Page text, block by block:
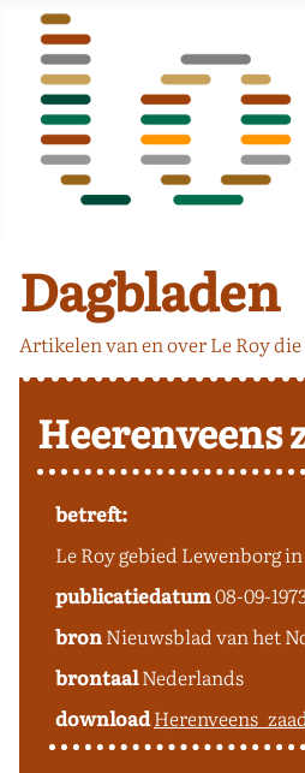
Dagbladen
Artikelen van en over Le Roy
Heerenveens
betreft:
Le Roy gebied Lewenborg
publicatiedatum08-09-
bronNieuwsblad van het
brontaalNederlands
download